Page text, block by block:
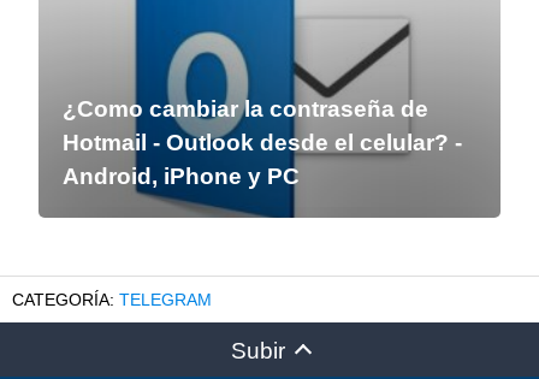
¿Como cambiar la contraseña de
Hotmail - Outlook desde el celular? -
Android, iPhone y PC
TELEGRAM
Subir